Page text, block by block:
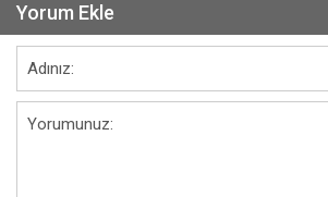
Yorum Ekle